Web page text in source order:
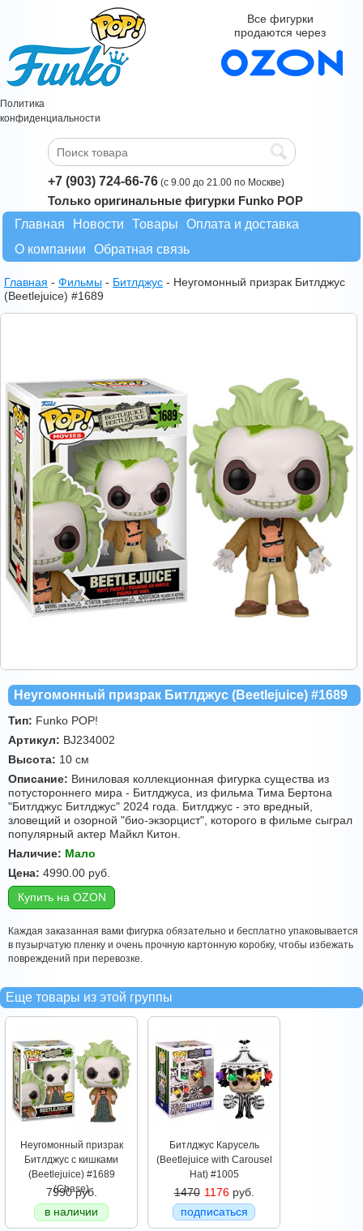
Политика
конфиденциальности
Все фигурки
продаются через
+7 (903) 724-66-76 (с 9.00 до 21.00 по Москве)
Только оригинальные фигурки Funko POP
Главная
Новости Товары
Оплата и доставка
О компании
Обратная связь
Главная - Фильмы - Битлджус - Неугомонный призрак Битлджус
(Beetlejuice) #1689
Неугомонный призрак Битлджус (Beetlejuice) #1689
Тип: Funko POP!
Артикул: BJ234002
Высота: 10 см
Описание: Виниловая коллекционная фигурка существа из
потустороннего мира - Битлджуса, из фильма Тима Бертона
"Битлджус Битлджус" 2024 года. Битлджус - это вредный,
зловещий и озорной "био-экзорцист", которого в фильме сыграл
популярный актер Майкл Китон.
Наличие: Мало
Цена: 4990.00 руб.
Купить на OZON
Каждая заказанная вами фигурка обязательно и бесплатно упаковывается
в пузырчатую пленку и очень прочную картонную коробку, чтобы избежать
повреждений при перевозке.
Еще товары из этой группы
Неугомонный призрак
Битлджус с кишками
(Beetlejuice) #1689
(Chase)
7990 руб.
в наличии
Битлджус Карусель
(Beetlejuice with Carousel
Hat) #1005
1470 1176руб.
подписаться